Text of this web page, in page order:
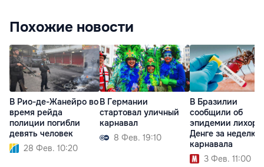
Похожие новости
В Рио-де-Жанейро во
время рейда
полиции погибли
девять человек
28 Фев. 10:20
В Германии
стартовал уличный
карнавал
8 Фев. 19:10
В Бразилии
сообщили об
эпидемии
Денге за неделю
карнавала
3 Фев. 11:00